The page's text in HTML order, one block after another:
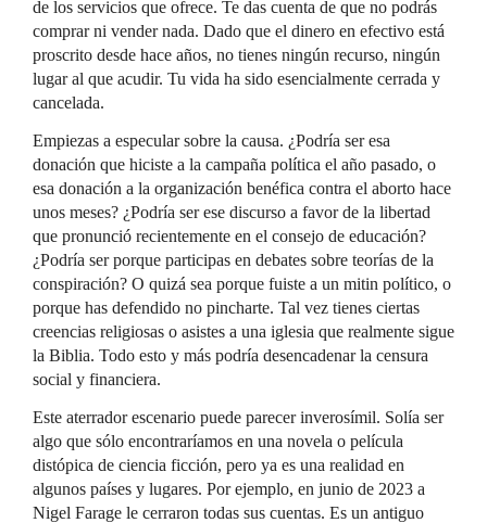
de los servicios que ofrece. Te das cuenta de que no podrás
comprar ni vender nada. Dado que el dinero en efectivo está
proscrito desde hace años, no tienes ningún recurso, ningún
lugar al que acudir. Tu vida ha sido esencialmente cerrada y
cancelada.
Empiezas a especular sobre la causa. ¿Podría ser esa
donación que hiciste a la campaña política el año pasado, o
esa donación a la organización benéfica contra el aborto hace
unos meses? ¿Podría ser ese discurso a favor de la libertad
que pronunció recientemente en el consejo de educación?
¿Podría ser porque participas en debates sobre teorías de la
conspiración? O quizá sea porque fuiste a un mitin político, o
porque has defendido no pincharte. Tal vez tienes ciertas
creencias religiosas o asistes a una iglesia que realmente sigue
la Biblia. Todo esto y más podría desencadenar la censura
social y financiera.
Este aterrador escenario puede parecer inverosímil. Solía ser
algo que sólo encontraríamos en una novela o película
distópica de ciencia ficción, pero ya es una realidad en
algunos países y lugares. Por ejemplo, en junio de 2023 a
Nigel Farage le cerraron todas sus cuentas. Es un antiguo